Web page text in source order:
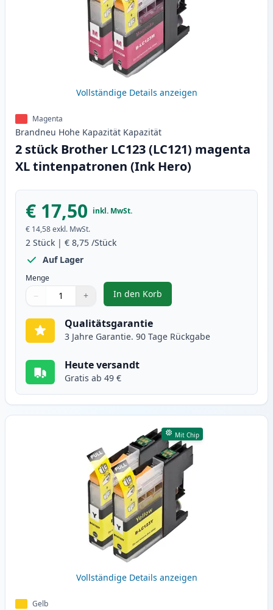
Vollständige Details anzeigen
Magenta
Brandneu Hohe Kapazität Kapazität
2 stück Brother LC123 (LC121) magenta
XL tintenpatronen (Ink Hero)
€ 17,50 inkl. MwSt.
€ 14,58exkl. MwSt.
2 Stück | € 8,75 /Stück
Auf Lager
Menge
Verwenden Sie die Tasten, um anzupassen
− +
1
In den Korb
, 2 stück Brother LC123 (LC121)
Qualitätsgarantie
3 Jahre Garantie. 90 Tage Rückgabe
Heute versandt
Gratis ab 49 €
Mit Chip
Vollständige Details anzeigen
Gelb